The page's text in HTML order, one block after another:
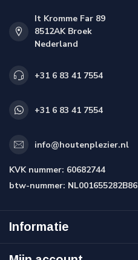
It Kromme Far 89
8512AK Broek
Nederland
+31 6 83 41 7554
+31 6 83 41 7554
info@houtenplezier.nl
KVK nummer: 60682744
btw-nummer: NL001655282B86
Informatie